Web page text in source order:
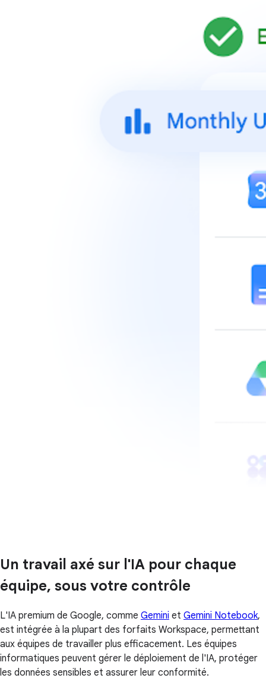
Un travail axé sur l'IA pour chaque
équipe, sous votre contrôle
L'IA premium de Google, comme Gemini et Gemini Notebook,
est intégrée à la plupart des forfaits Workspace, permettant
aux équipes de travailler plus efficacement. Les équipes
informatiques peuvent gérer le déploiement de l'IA, protéger
les données sensibles et assurer leur conformité.